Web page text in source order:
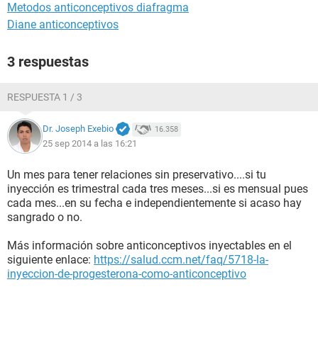
Metodos anticonceptivos diafragma
Diane anticonceptivos
3 respuestas
RESPUESTA 1 / 3
Dr. Joseph Exebio 16.358
25 sep 2014 a las 16:21
Un mes para tener relaciones sin preservativo....si tu
inyección es trimestral cada tres meses...si es mensual pues
cada mes...en su fecha e independientemente si acaso hay
sangrado o no.
Más información sobre anticonceptivos inyectables en el
siguiente enlace: https://salud.ccm.net/faq/5718-la-
inyeccion-de-progesterona-como-anticonceptivo